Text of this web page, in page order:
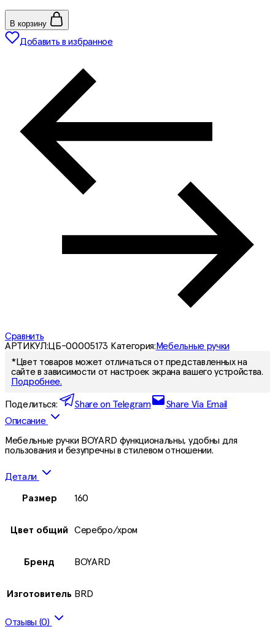
В корзину
Добавить в избранное
Сравнить
АРТИКУЛ:ЦБ-00005173 Категория: Мебельные ручки
*Цвет товаров может отличаться от представленных на
сайте в зависимости от настроек экрана вашего устройства.
Подробнее.
Поделиться: Share on Telegram
Share Via Email
Описание
Мебельные ручки BOYARD функциональны, удобны для
пользования и безупречны в стилевом отношении.
Детали
Размер 160
Цвет общий Серебро/хром
Бренд BOYARD
Изготовитель BRD
Отзывы (0)